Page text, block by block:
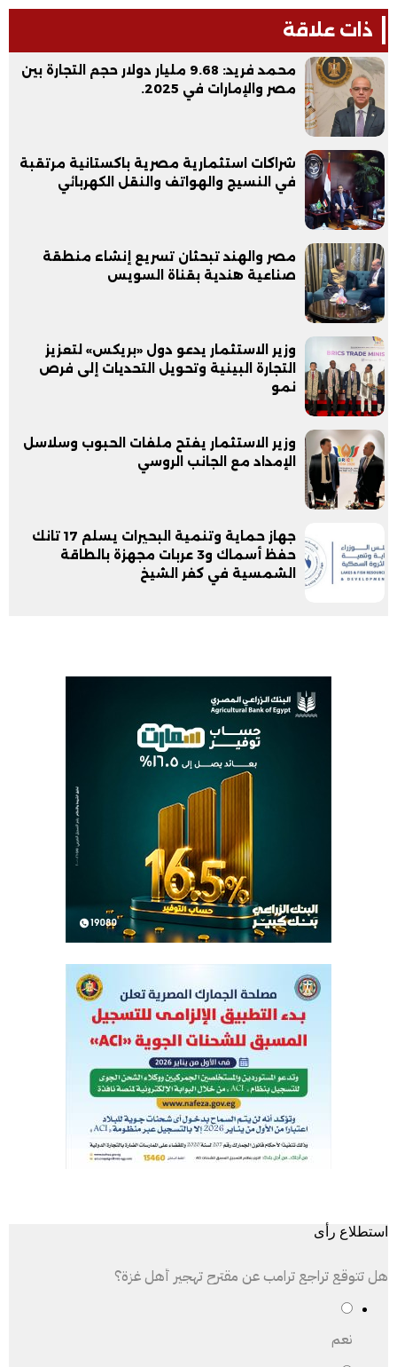
ذات علاقة
محمد فريد: 9.68 مليار دولار حجم التجارة بين
مصر والإمارات في 2025.
شراكات استثمارية مصرية باكستانية مرتقبة
في النسيج والهواتف والنقل الكهربائي
مصر والهند تبحثان تسريع إنشاء منطقة
صناعية هندية بقناة السويس
وزير الاستثمار يدعو دول «بريكس» لتعزيز
التجارة البينية وتحويل التحديات إلى فرص
نمو
وزير الاستثمار يفتح ملفات الحبوب وسلاسل
الإمداد مع الجانب الروسي
جهاز حماية وتنمية البحيرات يسلم 17 تانك
حفظ أسماك و3 عربات مجهزة بالطاقة
الشمسية في كفر الشيخ
استطلاع رأى
هل تتوقع تراجع ترامب عن مقترح تهجير أهل غزة؟
نعم